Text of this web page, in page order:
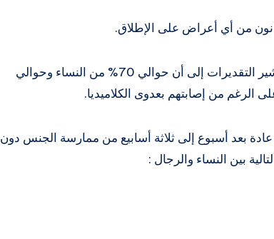
من أي أعراض على الإطلاق.
يُشار إليها أحيانًا بالعدوى الصامتة ، حيث تشير التقديرات إلى أن حوالي 70% من النساء وحوالي
بعد أسبوع إلى ثلاثة أسابيع من ممارسة الجنس دون
بين النساء والرجال :